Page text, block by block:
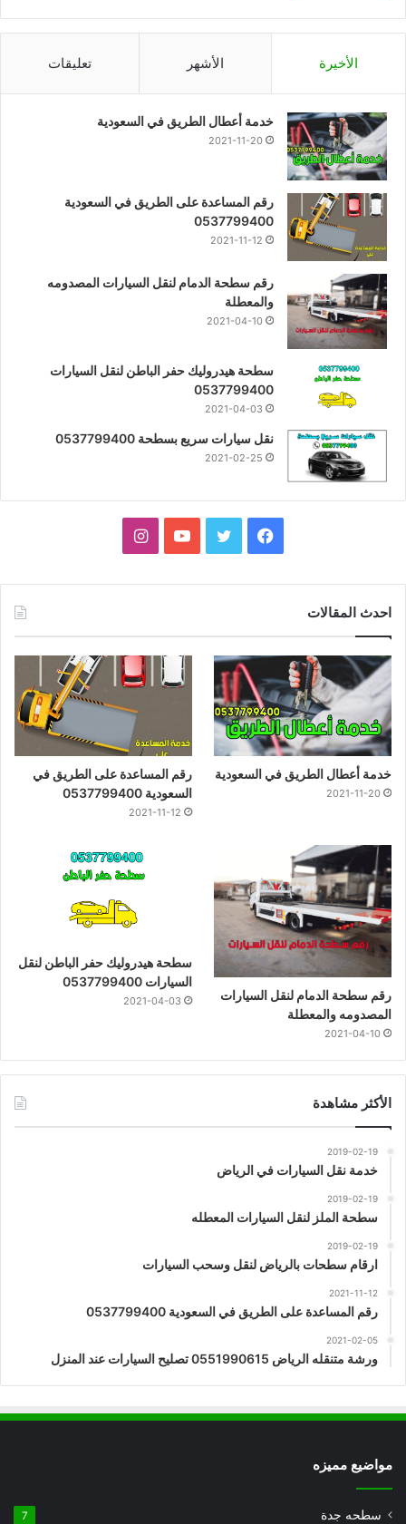
الأخيرة الأشهر تعليقات
خدمة أعطال الطريق في السعودية
2021-11-20
رقم المساعدة على الطريق في السعودية
0537799400
2021-11-12
رقم سطحة الدمام لنقل السيارات المصدومه
والمعطلة
2021-04-10
سطحة هيدروليك حفر الباطن لنقل السيارات
0537799400
2021-04-03
نقل سيارات سريع بسطحة 0537799400
2021-02-25
فيسبوك تويتر يوتيوبانستقرام
احدث المقالات
خدمة أعطال الطريق في السعودية
2021-11-20
رقم المساعدة على الطريق في
السعودية 0537799400
2021-11-12
رقم سطحة الدمام لنقل السيارات
المصدومه والمعطلة
2021-04-10
سطحة هيدروليك حفر الباطن لنقل
السيارات 0537799400
2021-04-03
الأكثر مشاهدة
2019-02-19
خدمة نقل السيارات في الرياض
2019-02-19
سطحة الملز لنقل السيارات المعطله
2019-02-19
ارقام سطحات بالرياض لنقل وسحب السيارات
2021-11-12
رقم المساعدة على الطريق في السعودية 0537799400
2021-02-05
ورشة متنقله الرياض 0551990615 تصليح السيارات عند المنزل
مواضيع مميزه
سطحه جدة 7